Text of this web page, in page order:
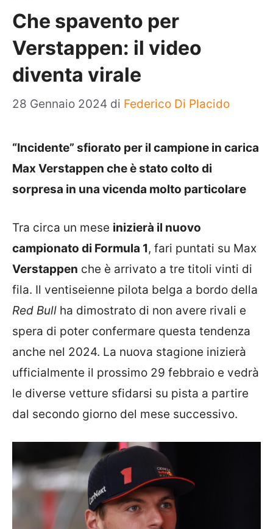
Che spavento per
Verstappen: il video
diventa virale
28 Gennaio 2024 di Federico Di Placido
“Incidente” sfiorato per il campione in carica
Max Verstappen che è stato colto di
sorpresa in una vicenda molto particolare
Tra circa un mese inizierà il nuovo
campionato di Formula 1, fari puntati su Max
Verstappen che è arrivato a tre titoli vinti di
fila. Il ventiseienne pilota belga a bordo della
Red Bull ha dimostrato di non avere rivali e
spera di poter confermare questa tendenza
anche nel 2024. La nuova stagione inizierà
ufficialmente il prossimo 29 febbraio e vedrà
le diverse vetture sfidarsi su pista a partire
dal secondo giorno del mese successivo.